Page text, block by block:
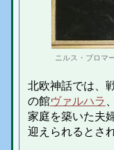
ニルス・ブロマ
北欧神話では、
の館ヴァルハラ
家庭を築いた夫
迎えられるとさ